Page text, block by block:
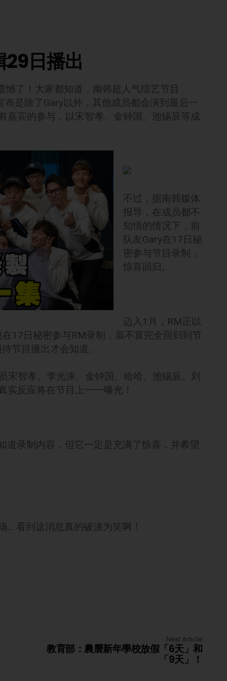
日播出
了！大家都知道，南韩超人气综艺节目
是除了Gary以外，其他成员都会演到最后一
嘉宾的参与，以宋智孝、金钟国、池锡辰等成
不过，据南韩媒体
报导，在成员都不
知情的情况下，前
队友Gary在17日秘
密参与节目录制，
惊喜回归。
迈入1月，RM正以
17日秘密参与RM录制，虽不算完全回归到节
节目播出才会知道。
宋智孝、李光洙、金钟国、哈哈、池锡辰、刘
反应将在节目上一一曝光！
道录制内容，但它一定是充满了惊喜，并希望
… 看到这消息真的破涕为笑啊！
Next Article
教育部：農曆新年學校放假「6天」和
「9天」！